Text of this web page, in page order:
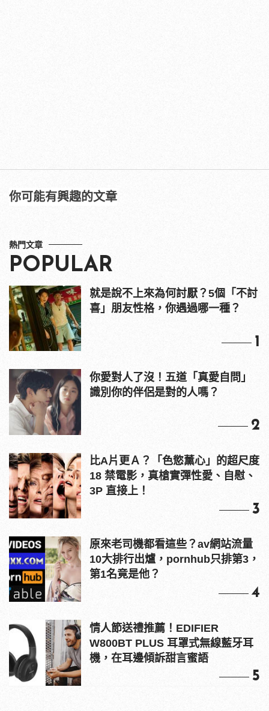
你可能有興趣的文章
熱門文章
POPULAR
就是說不上來為何討厭？5個「不討
喜」朋友性格，你遇過哪一種？
1
你愛對人了沒！五道「真愛自問」
識別你的伴侶是對的人嗎？
2
比A片更Ａ？「色慾薰心」的超尺度
18 禁電影，真槍實彈性愛、自慰、
3P 直接上！
3
原來老司機都看這些？av網站流量
10大排行出爐，pornhub只排第3，
第1名竟是他？
4
情人節送禮推薦！EDIFIER
W800BT PLUS 耳罩式無線藍牙耳
機，在耳邊傾訴甜言蜜語
5